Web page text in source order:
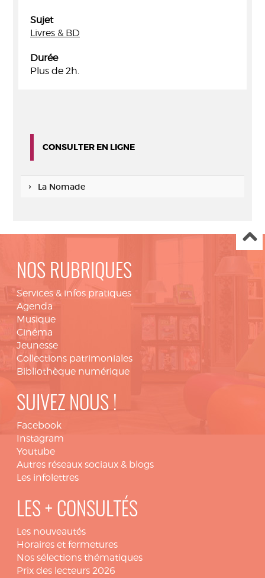
Sujet
Livres & BD
Durée
Plus de 2h.
CONSULTER EN LIGNE
La Nomade
NOS RUBRIQUES
Services & infos pratiques
Agenda
Musique
Cinéma
Jeunesse
Collections patrimoniales
Bibliothèque numérique
SUIVEZ NOUS !
Facebook
Instagram
Youtube
Autres réseaux sociaux & blogs
Les infolettres
LES + CONSULTÉS
Les nouveautés
Horaires et fermetures
Nos sélections thématiques
Prix des lecteurs 2026